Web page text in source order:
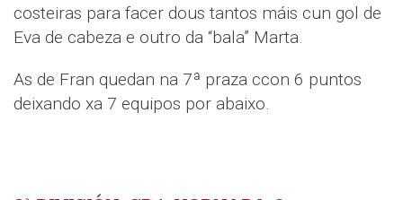
costeiras para facer dous tantos máis cun gol de
Eva de cabeza e outro da “bala” Marta.
As de Fran quedan na 7ª praza ccon 6 puntos
deixando xa 7 equipos por abaixo.